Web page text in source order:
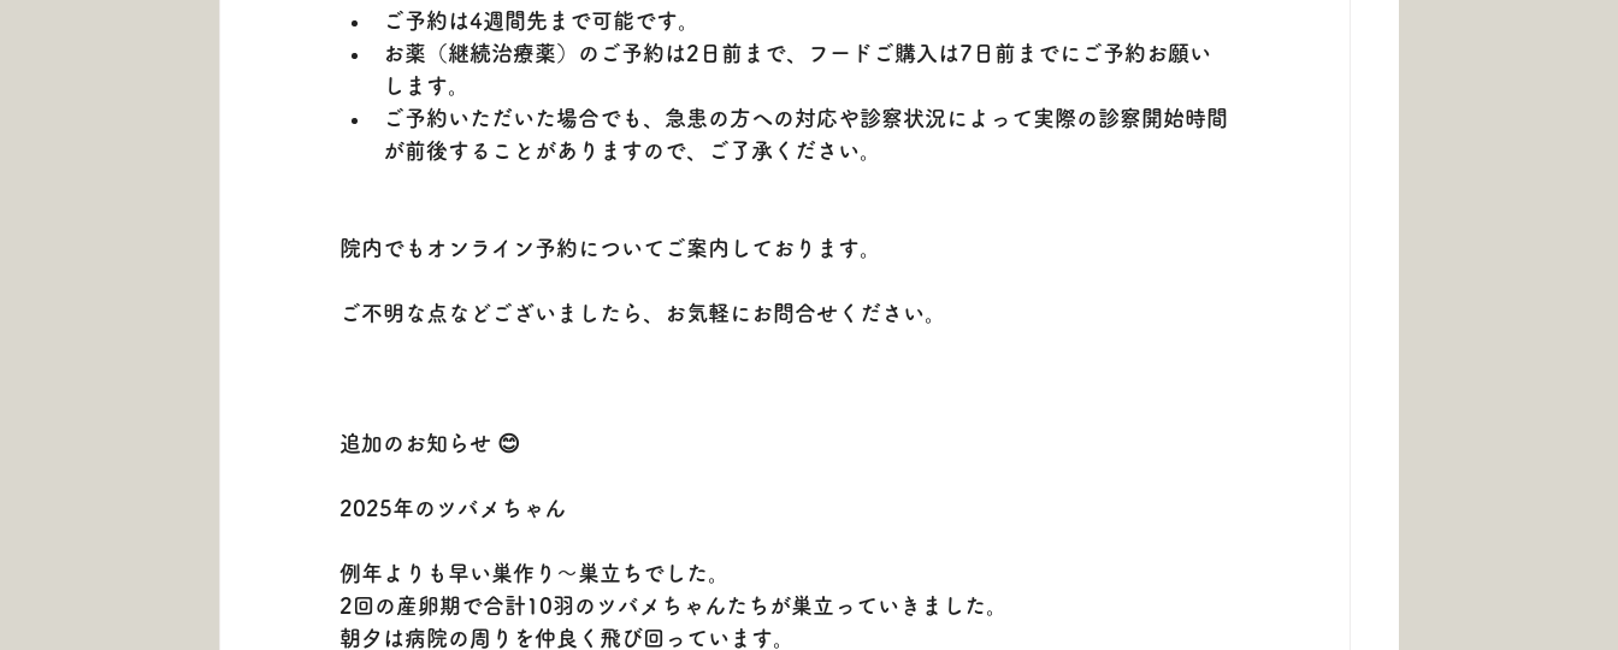
ご予約は4週間先まで可能です。
お薬（継続治療薬）のご予約は2日前まで、フードご購入は7日前までにご予約お願い
します。
ご予約いただいた場合でも、急患の方への対応や診察状況によって実際の診察開始時間
が前後することがありますので、ご了承ください。
院内でもオンライン予約についてご案内しております。
ご不明な点などございましたら、お気軽にお問合せください。
追加のお知らせ 😊
2025年のツバメちゃん
例年よりも早い巣作り～巣立ちでした。
2回の産卵期で合計10羽のツバメちゃんたちが巣立っていきました。
朝夕は病院の周りを仲良く飛び回っています。